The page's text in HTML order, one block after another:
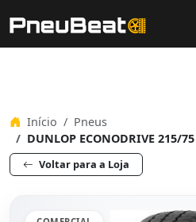
Início
Pneus
DUNLOP ECONODRIVE 215/
Voltar para a Loja